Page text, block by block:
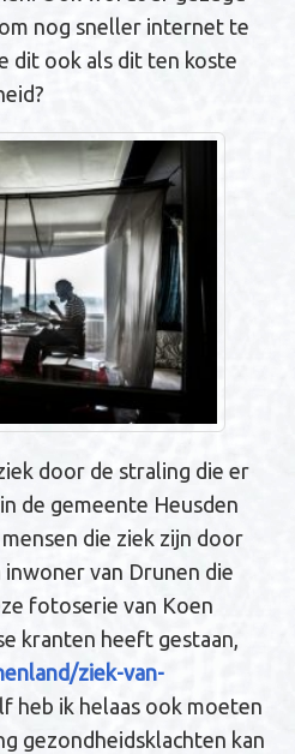
nog sneller internet te
dit ook als dit ten koste
door de straling die er
de gemeente Heusden
die ziek zijn door
van Drunen die
fotoserie van Koen
kranten heeft gestaan,
ziek-van-
heb ik helaas ook moeten
gezondheidsklachten kan